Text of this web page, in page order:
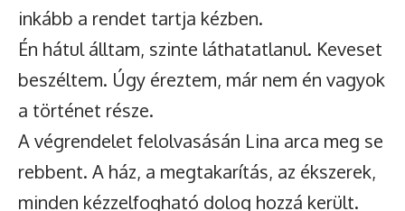
inkább a rendet tartja kézben.
Én hátul álltam, szinte láthatatlanul. Keveset
beszéltem. Úgy éreztem, már nem én vagyok
a történet része.
A végrendelet felolvasásán Lina arca meg se
rebbent. A ház, a megtakarítás, az ékszerek,
minden kézzelfogható dolog hozzá került.